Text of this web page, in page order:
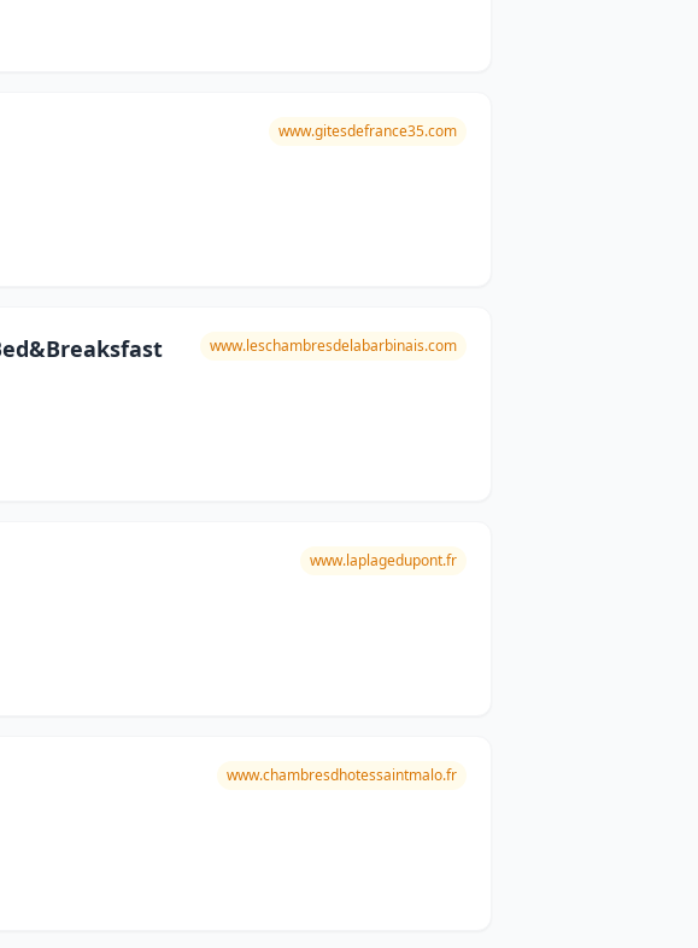
www.gitesdefrance35.com
www.leschambresdelabarbinais.com
www.laplagedupont.fr
www.chambresdhotessaintmalo.fr